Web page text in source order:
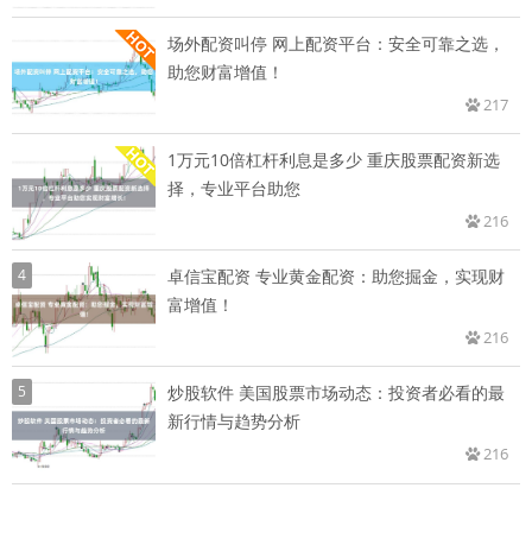
场外配资叫停 网上配资平台：安全可靠之选，
助您财富增值！
217
1万元10倍杠杆利息是多少 重庆股票配资新选
择，专业平台助您
216
4
卓信宝配资 专业黄金配资：助您掘金，实现财
富增值！
216
5
炒股软件 美国股票市场动态：投资者必看的最
新行情与趋势分析
216